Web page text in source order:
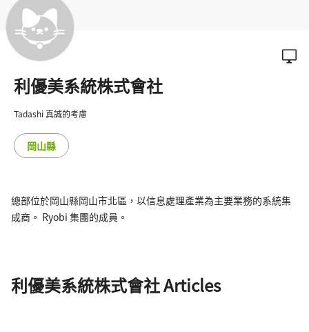
利優美系統株式會社
Tadashi 真誠的考慮
岡山縣
總部位於岡山縣岡山市北區，以信息處理產業為主要業務的系統集
成商。 Ryobi 集團的成員。
利優美系統株式會社 Articles